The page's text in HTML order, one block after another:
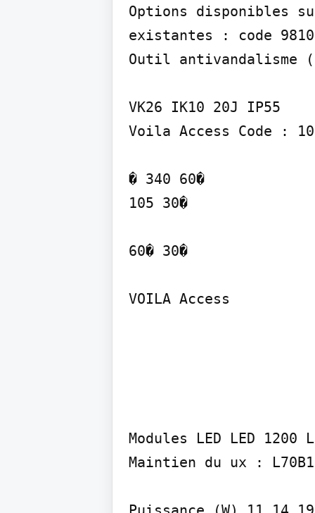
Options disponibles
existantes : code
Outil antivandalisme
VK26 IK10 20J IP55
Voila Access Code :
� 340 60�
105 30�
60� 30�
VOILA Access
Modules LED LED 1200
Maintien du ux :